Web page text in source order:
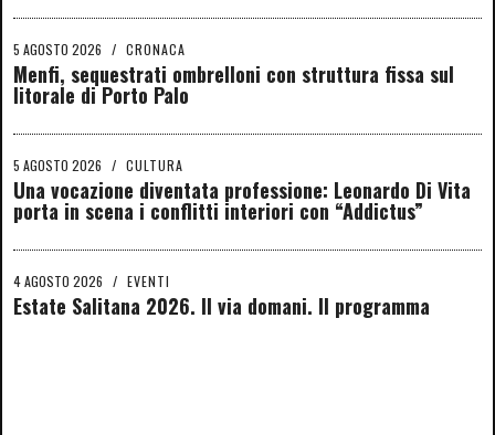
5 AGOSTO 2026 / CRONACA
Menfi, sequestrati ombrelloni con struttura fissa sul
litorale di Porto Palo
5 AGOSTO 2026 / CULTURA
Una vocazione diventata professione: Leonardo Di Vita
porta in scena i conflitti interiori con “Addictus”
4 AGOSTO 2026 / EVENTI
Estate Salitana 2026. Il via domani. Il programma